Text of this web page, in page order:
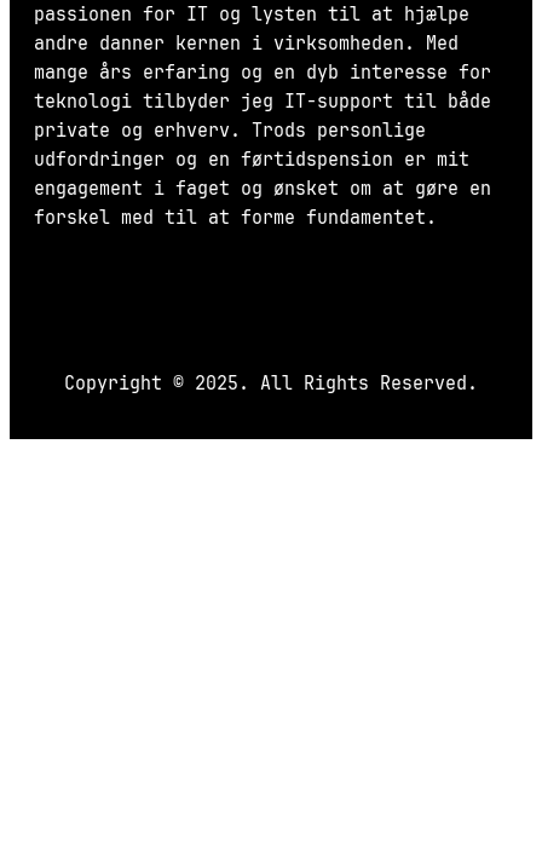
passionen for IT og lysten til at hjælpe
andre danner kernen i virksomheden. Med
mange års erfaring og en dyb interesse for
teknologi tilbyder jeg IT-support til både
private og erhverv. Trods personlige
udfordringer og en førtidspension er mit
engagement i faget og ønsket om at gøre en
forskel med til at forme fundamentet.
Copyright © 2025. All Rights Reserved.